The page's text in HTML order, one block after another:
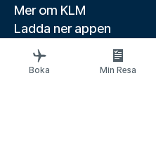
Mer om KLM
Ladda ner appen
Relaterade webbplatser
Reseguider
Boka Min Resa